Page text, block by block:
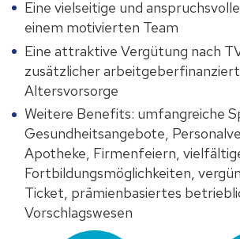
Eine vielseitige und
einem motivierten Team
Eine attraktive Vergütung nach
zusätzlicher
Altersvorsorge
Weitere Benefits: umfangreiche
Gesundheitsangebote,
Apotheke, Firmenfeiern,
Fortbildungsmöglichkeiten,
Ticket, prämienbasiertes
Vorschlagswesen